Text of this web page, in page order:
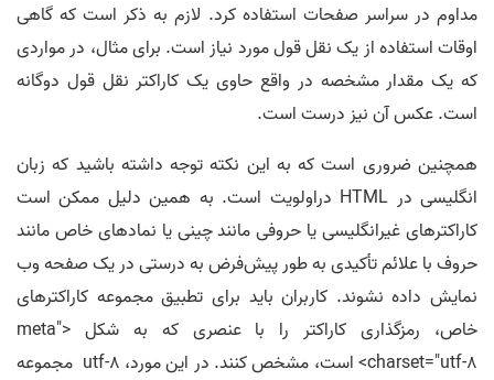
مداوم در سراسر صفحات استفاده کرد. لازم به ذکر است که گاهی
اوقات استفاده از یک نقل قول مورد نیاز است. برای مثال، در مواردی
که یک مقدار مشخصه در واقع حاوی یک کاراکتر نقل قول دوگانه
است. عکس آن نیز درست است.
همچنین ضروری است که به این نکته توجه داشته باشید که زبان
انگلیسی در HTML دراولویت است. به همین دلیل ممکن است
کاراکتر‌های غیرانگلیسی یا حروفی مانند چینی یا نماد‌های خاص مانند
حروف با علائم تأکیدی به طور پیش‌فرض به درستی در یک صفحه وب
نمایش داده نشوند. کاربران باید برای تطبیق مجموعه کاراکترهای
خاص، رمزگذاری کاراکتر را با عنصری که به شکل <"meta
charset="utf-8> است، مشخص کنند. در این مورد، utf-8 مجموعه